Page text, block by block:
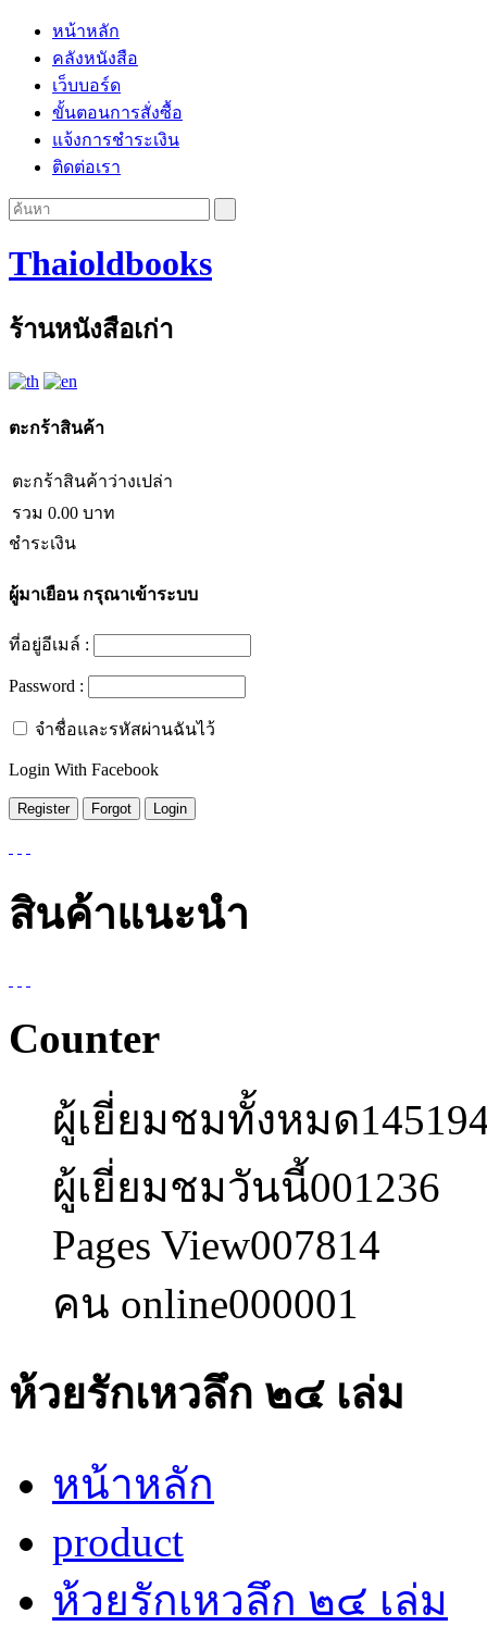
หน้าหลัก
คลังหนังสือ
เว็บบอร์ด
ขั้นตอนการสั่งซื้อ
แจ้งการชำระเงิน
ติดต่อเรา
Thaioldbooks
ร้านหนังสือเก่า
ตะกร้าสินค้า
ตะกร้าสินค้าว่างเปล่า
รวม 0.00 บาท
ชำระเงิน
ผู้มาเยือนกรุณาเข้าระบบ
ที่อยู่อีเมล์ :
Password :
จำชื่อและรหัสผ่านฉันไว้
Login With Facebook
สินค้าแนะนำ
Counter
ผู้เยี่ยมชมทั้งหมด
ผู้เยี่ยมชมวันนี้001236
Pages View007814
คน online000001
ห้วยรักเหวลึก ๒๔ เล่ม
หน้าหลัก
product
ห้วยรักเหวลึก ๒๔ เล่ม